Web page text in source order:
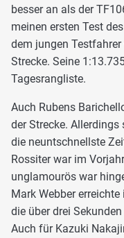
besser an als der
meinen ersten Test
dem jungen
Strecke. Seine
Tagesrangliste.
Auch Rubens
der Strecke.
die neuntschnellste
Rossiter war im
unglamourös war
Mark Webber
die über drei
Auch für Kazuki